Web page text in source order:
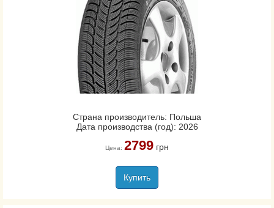
Страна производитель: Польша
Дата производства (год): 2026
Цена: 2799грн
Купить